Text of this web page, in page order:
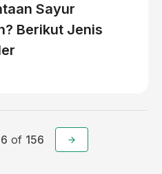
Sayur
Berikut Jenis
6 of 156